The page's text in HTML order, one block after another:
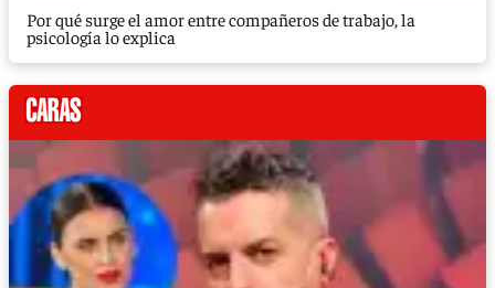
Por qué surge el amor entre compañeros de trabajo, la
psicología lo explica